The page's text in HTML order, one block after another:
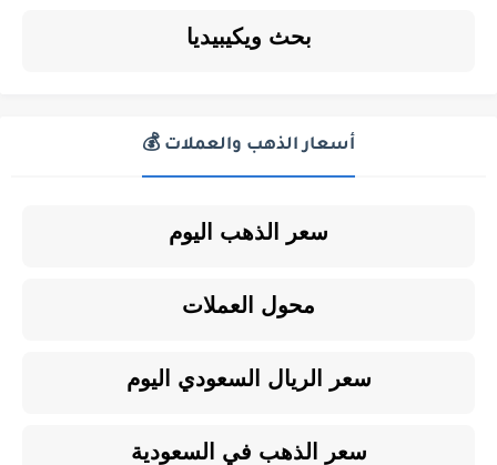
بحث ويكيبيديا
أسعار الذهب والعملات 💰
سعر الذهب اليوم
محول العملات
سعر الريال السعودي اليوم
سعر الذهب في السعودية